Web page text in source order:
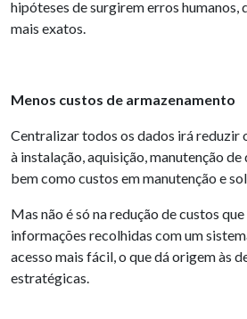
hipóteses de surgirem erros humanos,
mais exatos.
Menos custos de armazenamento
Centralizar todos os dados irá reduzir
à instalação, aquisição, manutenção
bem como custos em manutenção e
Mas não é só na redução de custos
informações recolhidas com um
acesso mais fácil, o que dá origem às
estratégicas.